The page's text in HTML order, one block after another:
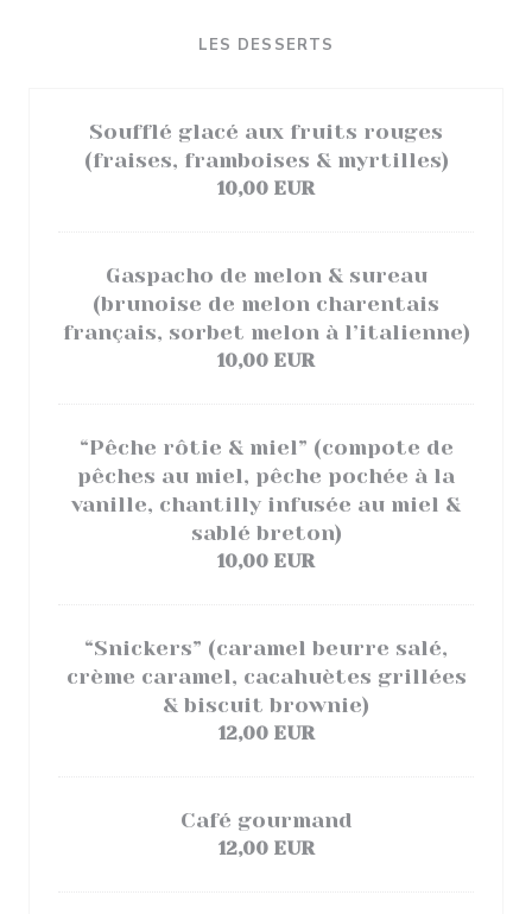
LES DESSERTS
Soufflé glacé aux fruits rouges
(fraises, framboises & myrtilles)
10,00 EUR
Gaspacho de melon & sureau
(brunoise de melon charentais
français, sorbet melon à l’italienne)
10,00 EUR
“Pêche rôtie & miel” (compote de
pêches au miel, pêche pochée à la
vanille, chantilly infusée au miel &
sablé breton)
10,00 EUR
“Snickers” (caramel beurre salé,
crème caramel, cacahuètes grillées
& biscuit brownie)
12,00 EUR
Café gourmand
12,00 EUR